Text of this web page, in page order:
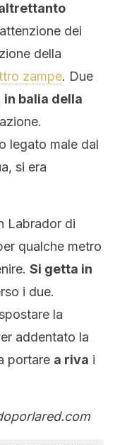
dei
della
zampe. Due
in balia della
legato male dal
si era
Labrador di
qualche metro
Si getta in
i due.
la
addentato la
portare a riva i